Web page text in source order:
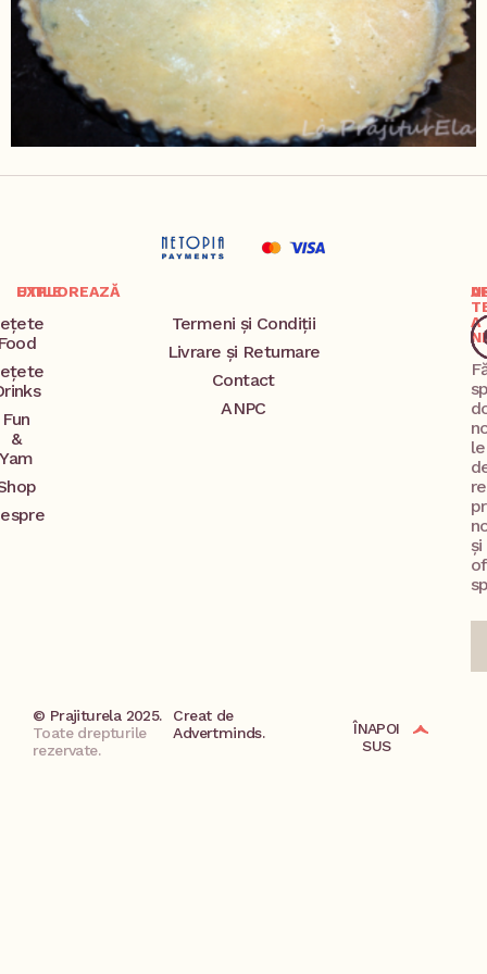
EXPLOREAZĂ
Fun
&
Yam
UTILE
Termeni și Condiții
Livrare și Returnare
Contact
ANPC
A
și
© Prajiturela 2025.
Toate drepturile
rezervate.
Creat de
Advertminds.
ÎNAPOI
SUS